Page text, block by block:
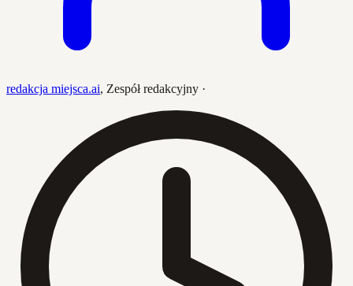
redakcja miejsca.ai, Zespół redakcyjny ·